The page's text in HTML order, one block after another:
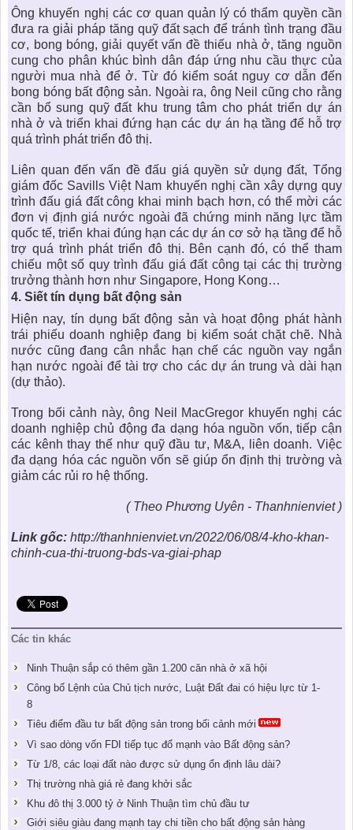
Ông khuyến nghị các cơ quan quản lý có thẩm quyền cần
đưa ra giải pháp tăng quỹ đất sạch để tránh tình trạng đầu
cơ, bong bóng, giải quyết vấn đề thiếu nhà ở, tăng nguồn
cung cho phân khúc bình dân đáp ứng nhu cầu thực của
người mua nhà để ở. Từ đó kiểm soát nguy cơ dẫn đến
bong bóng bất động sản. Ngoài ra, ông Neil cũng cho rằng
cần bổ sung quỹ đất khu trung tâm cho phát triển dự án
nhà ở và triển khai đứng hạn các dự án hạ tầng để hỗ trợ
quá trình phát triển đô thị.
Liên quan đến vấn đề đấu giá quyền sử dụng đất, Tổng
giám đốc Savills Việt Nam khuyến nghị cần xây dựng quy
trình đấu giá đất công khai minh bạch hơn, có thể mời các
đơn vị định giá nước ngoài đã chứng minh năng lực tầm
quốc tế, triển khai đúng hạn các dự án cơ sở hạ tầng để hỗ
trợ quá trình phát triển đô thị. Bên cạnh đó, có thể tham
chiếu một số quy trình đấu giá đất công tại các thị trường
trưởng thành hơn như Singapore, Hong Kong…
4.Siết tín dụng bất động sản
Hiện nay, tín dụng bất động sản và hoạt động phát hành
trái phiếu doanh nghiệp đang bị kiểm soát chặt chẽ. Nhà
nước cũng đang cân nhắc hạn chế các nguồn vay ngắn
hạn nước ngoài để tài trợ cho các dự án trung và dài hạn
(dự thảo).
Trong bối cảnh này, ông Neil MacGregor khuyến nghị các
doanh nghiệp chủ động đa dạng hóa nguồn vốn, tiếp cận
các kênh thay thế như quỹ đầu tư, M&A, liên doanh. Việc
đa dạng hóa các nguồn vốn sẽ giúp ổn định thị trường và
giảm các rủi ro hệ thống.
( Theo Phương Uyên - Thanhnienviet )
Link gốc: http://thanhnienviet.vn/2022/06/08/4-kho-khan-
chinh-cua-thi-truong-bds-va-giai-phap
Các tin khác
Ninh Thuận sắp có thêm gần 1.200 căn nhà ở xã hội
Công bố Lệnh của Chủ tịch nước, Luật Đất đai có hiệu lực từ 1-
8
Tiêu điểm đầu tư bất động sản trong bối cảnh mới
Vì sao dòng vốn FDI tiếp tục đổ mạnh vào Bất động sản?
Từ 1/8, các loại đất nào được sử dụng ổn định lâu dài?
Thị trường nhà giá rẻ đang khởi sắc
Khu đô thị 3.000 tỷ ở Ninh Thuận tìm chủ đầu tư
Giới siêu giàu đang mạnh tay chi tiền cho bất động sản hàng